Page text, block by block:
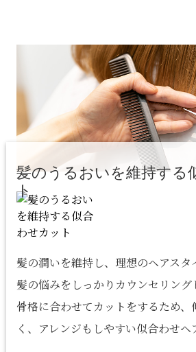
髪のうるおいを維持する
ト
髪の潤いを維持し、理想のヘアスタ
髪の悩みをしっかりカウンセリン
骨格に合わせてカットをするため、
く、アレンジもしやすい似合わせヘ